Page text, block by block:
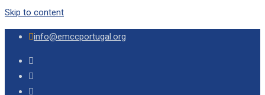
Skip to content
info@emccportugal.org